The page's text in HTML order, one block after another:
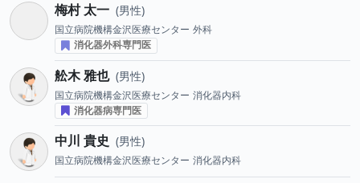
梅村 太一 男性
国立病院機構金沢医療センター 外科
消化器外科専門医
舩木 雅也 男性
国立病院機構金沢医療センター 消化器内科
消化器病専門医
中川 貴史 男性
国立病院機構金沢医療センター 消化器内科